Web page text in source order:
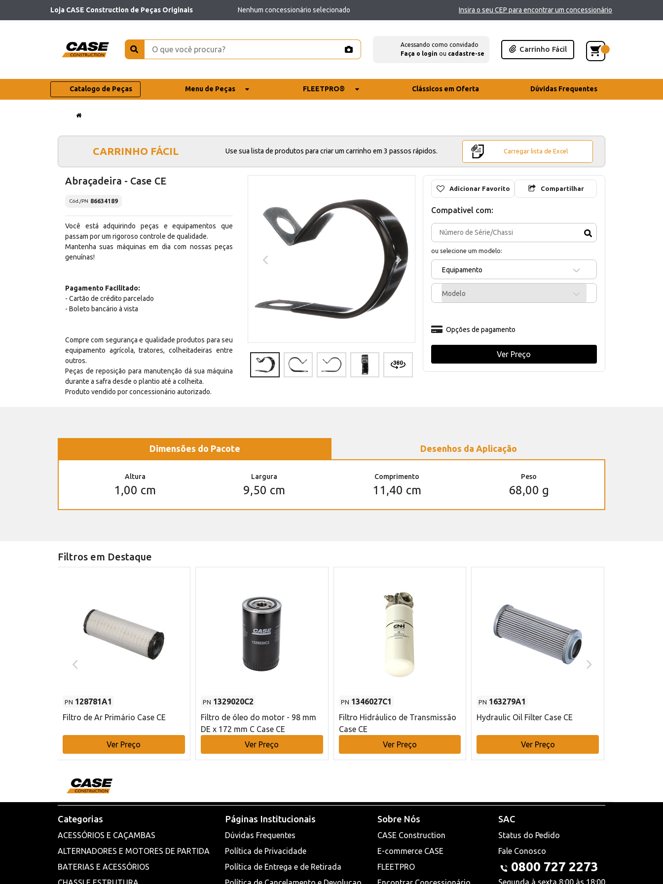
Loja CASE Construction de Peças Originais Nenhum concessionário selecionado Insira o seu CEP para encontrar um concessionário
Acessando como convidado
Faça o login ou cadastre-se
Carrinho Fácil
Catalogo de Peças Menu de Peças FLEETPRO® Clássicos em Oferta Dúvidas Frequentes
CARRINHO FÁCIL Use sua lista de produtos para criar um carrinho em 3 passos rápidos. Carregar lista de Excel
Abraçadeira - Case CE
Cód./PN 86634189
Você está adquirindo peças e equipamentos que
passam por um rigoroso controle de qualidade.
Mantenha suas máquinas em dia com nossas peças
genuínas!
Pagamento Facilitado:
- Cartão de crédito parcelado
- Boleto bancário à vista
Compre com segurança e qualidade produtos para seu
equipamento agrícola, tratores, colheitadeiras entre
outros.
Peças de reposição para manutenção dá sua máquina
durante a safra desde o plantio até a colheita.
Produto vendido por concessionário autorizado.
Adicionar Favorito Compartilhar
Compativel com:
ou selecione um modelo:
Equipamento
Modelo
Opções de pagamento
Ver Preço
Dimensões do Pacote Desenhos da Aplicação
Altura
1,00 cm
Largura
9,50 cm
Comprimento
11,40 cm
Peso
68,00 g
Filtros em Destaque
PN 128781A1
Filtro de Ar Primário Case CE
Ver Preço
PN 1329020C2
Filtro de óleo do motor - 98 mm
DE x 172 mm C Case CE
Ver Preço
PN 1346027C1
Filtro Hidráulico de Transmissão
Case CE
Ver Preço
PN 163279A1
Hydraulic Oil Filter Case CE
Ver Preço
Categorias
ACESSÓRIOS E CAÇAMBAS
ALTERNADORES E MOTORES DE PARTIDA
BATERIAS E ACESSÓRIOS
Páginas Institucionais
Dúvidas Frequentes
Política de Privacidade
Política de Entrega e de Retirada
Sobre Nós
CASE Construction
E-commerce CASE
FLEETPRO
SAC
Status do Pedido
Fale Conosco
0800 727 2273
Segunda à sexta 8:00 às 18:00